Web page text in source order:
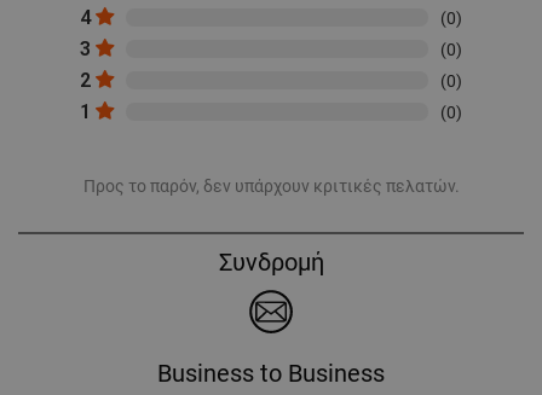
4 (0)
3 (0)
2 (0)
1 (0)
Προς το παρόν, δεν υπάρχουν κριτικές πελατών.
Συνδρομή
Business to Business